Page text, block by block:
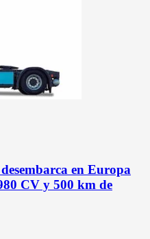
en Europa
CV y 500 km de